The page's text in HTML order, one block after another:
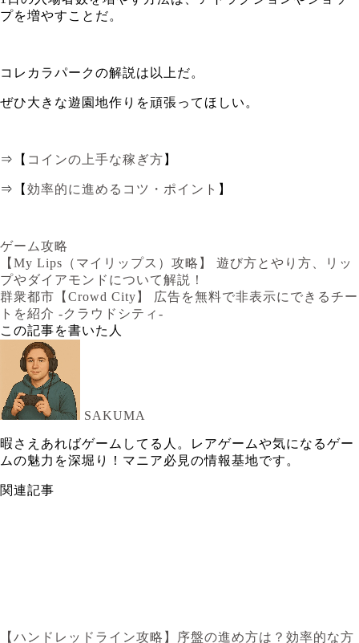
プを増やすことだ。
コレカラパークの解説は以上だ。
ぜひ大きな遊園地作りを頑張ってほしい。
⇒【 コインの上手な稼ぎ方 】
⇒【 効率的に進めるコツ・ポイント 】
ゲーム攻略
【My Lips（マイリップス）攻略】 遊び方とやり方、リッ
プやダイアモンドについて解説！
群衆都市【Crowd City】 広告を無料で非表示にできるチー
トを紹介 -クラウドシティ-
この記事を書いた人
SAKUMA
暇さえあればゲームしてる人。レアゲームや気になるゲー
ムの魅力を深堀り！マニア必見の情報基地です。
関連記事
【ハンドレッドライン攻略】序盤の進め方は？効率的な方